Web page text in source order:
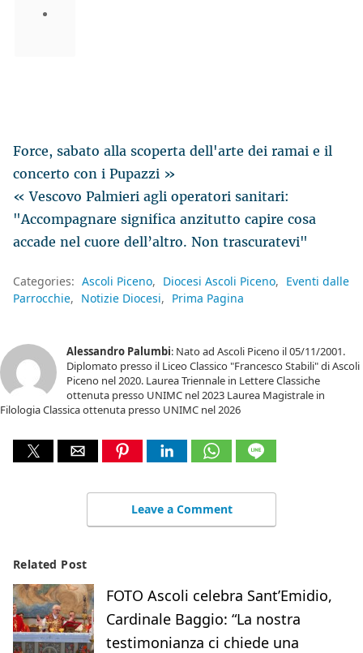
Force, sabato alla scoperta dell'arte dei ramai e il
concerto con i Pupazzi »
« Vescovo Palmieri agli operatori sanitari:
"Accompagnare significa anzitutto capire cosa
accade nel cuore dell’altro. Non trascuratevi"
Categories: Ascoli Piceno Diocesi Ascoli Piceno
Eventi dalle
Parrocchie
Notizie Diocesi Prima Pagina
Alessandro Palumbi: Nato ad Ascoli Piceno il 05/11/2001.
Diplomato presso il Liceo Classico "Francesco Stabili" di Ascoli
Piceno nel 2020. Laurea Triennale in Lettere Classiche
ottenuta presso UNIMC nel 2023 Laurea Magistrale in
Filologia Classica ottenuta presso UNIMC nel 2026
Leave a Comment
Related Post
FOTO Ascoli celebra Sant’Emidio,
Cardinale Baggio: “La nostra
testimonianza ci chiede una